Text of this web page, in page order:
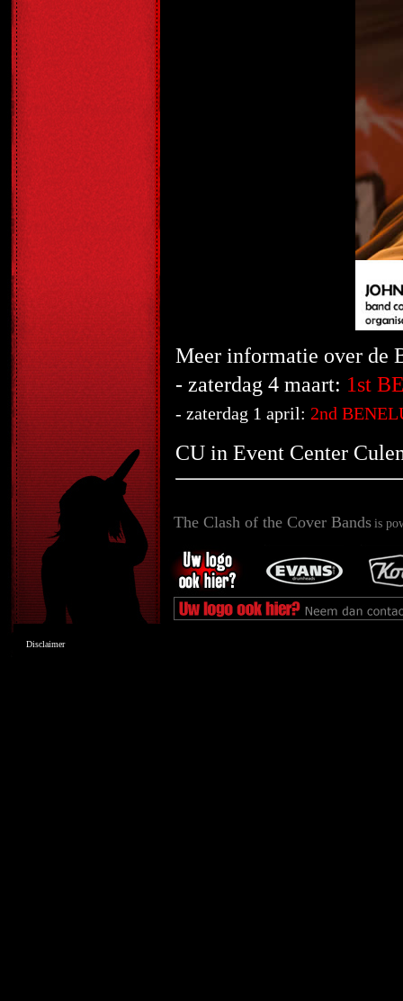
Meer informatie over de
- zaterdag 4 maart: 1st
- zaterdag 1 april: 2nd
CU in Event Center
The Clash of the Cover Bands is
Disclaimer